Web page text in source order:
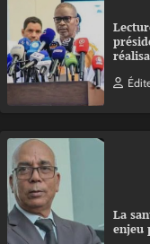
La
enjeu